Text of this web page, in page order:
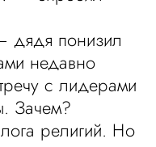
дядя понизил
недавно
с лидерами
Зачем?
религий. Но